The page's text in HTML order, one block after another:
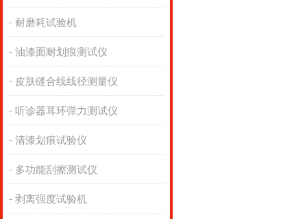
耐磨耗试验机
油漆面耐划痕测试仪
皮肤缝合线线径测量仪
听诊器耳环弹力测试仪
清漆划痕试验仪
多功能刮擦测试仪
剥离强度试验机